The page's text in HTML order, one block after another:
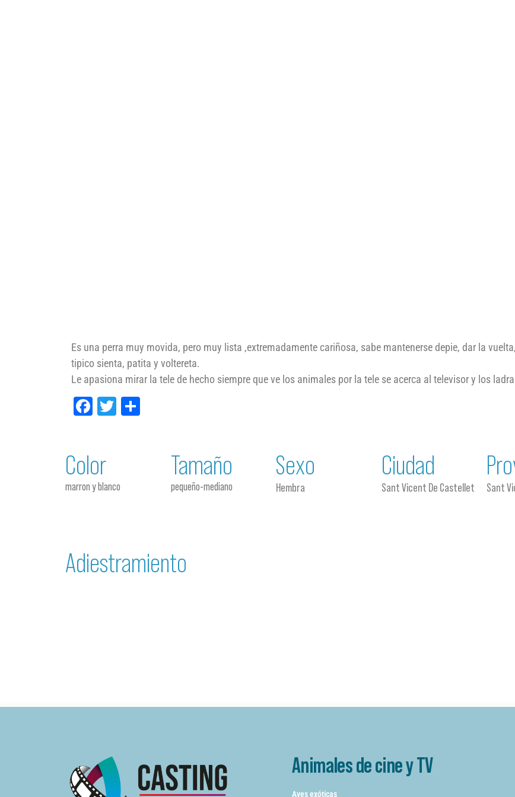
Es una perra muy movida, pero muy lista ,extremadamente cariñosa, sabe mantenerse depie, dar la
tipico sienta, patita y voltereta.
Le apasiona mirar la tele de hecho siempre que ve los animales por la tele se acerca al televisor y los
Facebook
Twitter
Color
marron y blanco
Tamaño
pequeño-mediano
Sexo
Hembra
Ciudad
Sant Vicent De Castellet Sant
Adiestramiento
Animales de cine y TV
Aves exóticas